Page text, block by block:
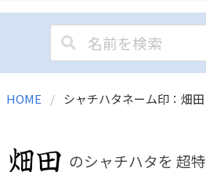
HOME シャチハタネーム印：畑田
のシャチハタを 超